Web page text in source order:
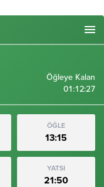
Öğleye Kalan
01:12:25
ÖĞLE
13:15
YATSI
21:50